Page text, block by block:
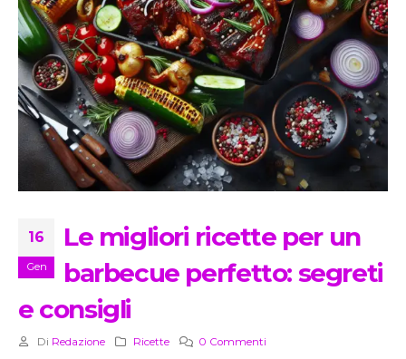
16
Gen
Le migliori ricette per un
barbecue perfetto: segreti
e consigli
Di Redazione Ricette 0 Commenti